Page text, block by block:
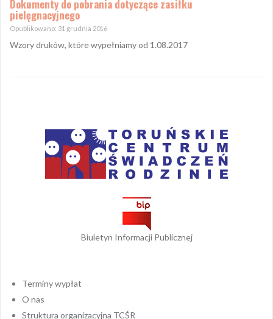
Dokumenty do pobrania dotyczące zasiłku
pielęgnacyjnego
Opublikowano: 31 grudnia 2016
Wzory druków, które wypełniamy od 1.08.2017
Biuletyn Informacji Publicznej
Terminy wypłat
O nas
Struktura organizacyjna TCŚR